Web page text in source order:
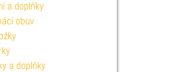
a doplňky
obuv
a doplňky